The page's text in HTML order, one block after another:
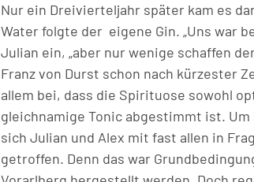
Nur ein Dreivierteljahr später kam es
Water folgte der eigene Gin. „Uns war
Julian ein, „aber nur wenige schaffen
Franz von Durst schon nach kürzester
allem bei, dass die Spirituose sowohl
gleichnamige Tonic abgestimmt ist. Um
sich Julian und Alex mit fast allen in
getroffen. Denn das war